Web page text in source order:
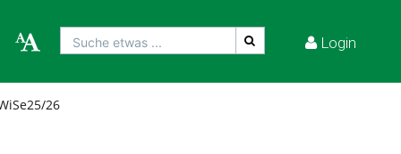
Suche etwas ... Login
26